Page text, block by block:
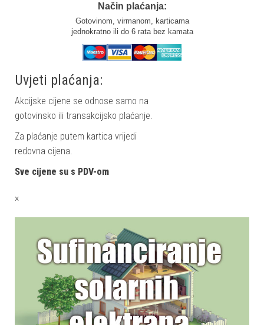
Način plaćanja:
Gotovinom, virmanom, karticama
jednokratno ili do 6 rata bez kamata
Uvjeti plaćanja:
Akcijske cijene se odnose samo na
gotovinsko ili transakcijsko plaćanje.
Za plaćanje putem kartica vrijedi
redovna cijena.
Sve cijene su s PDV-om
×